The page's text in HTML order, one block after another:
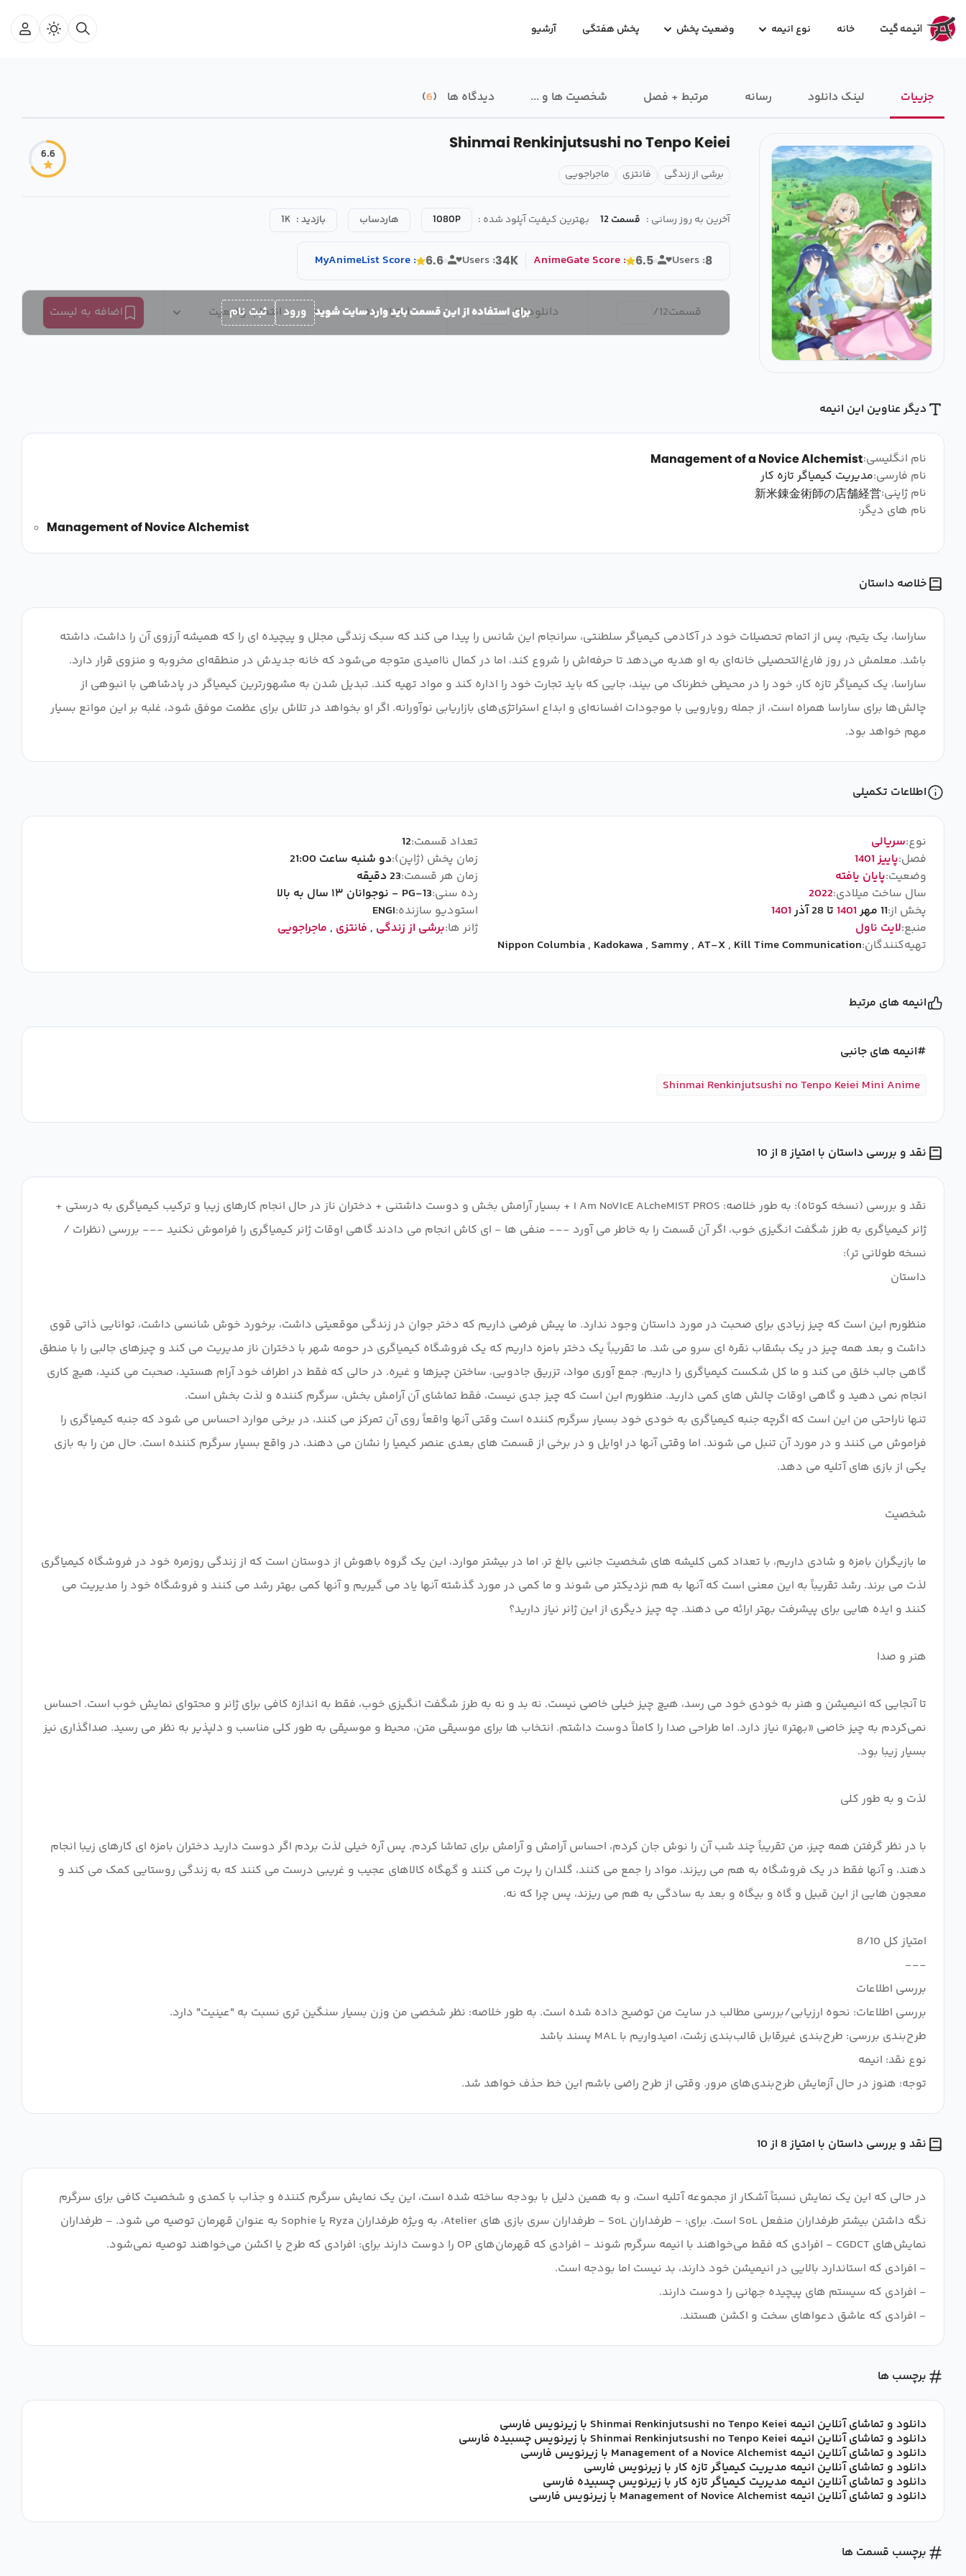
خانه نوع انیمه وضعیت پخش پخش هفتگی آرشیو
جزییات لینک دانلود رسانه‌ مرتبط + فصل شخصیت ها و ... دیدگاه ها 6
Shinmai Renkinjutsushi no Tenpo Keiei
برشی از زندگی فانتزی ماجراجویی
6.6
آخرین به روز رسانی : قسمت 12 بهترین کیفیت آپلود شده : 1080P هاردساب بازدید : 1K
MyAnimeListScore : 6.6 Users :34K AnimeGateScore : 6.5 Users :8
قسمت12
/ دانلود12
/ امتیاز بده انتخاب وضعیت اضافه به لیست برای استفاده از این قسمت باید وارد سایت شوید ورود ثبت نام
دیگر عناوین این انیمه
نام انگلیسی:Management of a Novice Alchemist
نام فارسی:مدیریت کیمیاگر تازه کار
نام ژاپنی:新米錬金術師の店舗経営
نام های دیگر:
Management of Novice Alchemist
خلاصه داستان
ساراسا، یک یتیم، پس از اتمام تحصیلات خود در آکادمی کیمیاگر سلطنتی، سرانجام این شانس را پیدا می کند که سبک زندگی مجلل و پیچیده ای را که همیشه آرزوی آن را داشت، داشته
باشد. معلمش در روز فارغ‌التحصیلی خانه‌ای به او هدیه می‌دهد تا حرفه‌اش را شروع کند، اما در کمال ناامیدی متوجه می‌شود که خانه جدیدش در منطقه‌ای مخروبه و منزوی قرار دارد.
ساراسا، یک کیمیاگر تازه کار، خود را در محیطی خطرناک می بیند، جایی که باید تجارت خود را اداره کند و مواد تهیه کند. تبدیل شدن به مشهورترین کیمیاگر در پادشاهی با انبوهی از
چالش‌ها برای ساراسا همراه است، از جمله رویارویی با موجودات افسانه‌ای و ابداع استراتژی‌های بازاریابی نوآورانه. اگر او بخواهد در تلاش برای عظمت موفق شود، غلبه بر این موانع بسیار
مهم خواهد بود.
اطلاعات تکمیلی
نوع:سریالی
فصل:پاییز 1401
وضعیت:پایان یافته
سال ساخت میلادی:2022
پخش از:11 مهر 1401 تا 28 آذر
1401
منبع:لایت ناول
تهیه‌کنندگان:
Nippon Columbia , Kadokawa , Sammy , AT-X , Kill Time Communication
تعداد قسمت:12
زمان پخش (ژاپن):دو شنبه ساعت 21:00
زمان هر قسمت:23 دقیقه
رده سنی:PG-13 - نوجوانان ۱۳ سال به بالا
استودیو سازنده:ENGI
ژانر ها:برشی از زندگی , فانتزی , ماجراجویی
انیمه های مرتبط
انیمه های جانبی
Shinmai Renkinjutsushi no Tenpo Keiei Mini Anime
نقد و بررسی داستان با امتیاز 8 از 10
نقد و بررسی (نسخه کوتاه): به طور خلاصه: I Am NoVIcE ALcheMIST PROS + بسیار آرامش بخش و دوست داشتنی + دختران ناز در حال انجام کارهای زیبا و ترکیب کیمیاگری به درستی +
ژانر کیمیاگری به طرز شگفت انگیزی خوب، اگر آن قسمت را به خاطر می آورد --- منفی ها - ای کاش انجام می دادند گاهی اوقات ژانر کیمیاگری را فراموش نکنید --- بررسی (نظرات /
منظورم این است که چیز زیادی برای صحبت در مورد داستان وجود ندارد. ما پیش فرضی داریم که دختر جوان در زندگی موقعیتی داشت، برخورد خوش شانسی داشت، توانایی ذاتی قوی
داشت و بعد همه چیز در یک بشقاب نقره ای سرو می شد. ما تقریباً یک دختر بامزه داریم که یک فروشگاه کیمیاگری در حومه شهر با دختران ناز مدیریت می کند و چیزهای جالبی را با منطق
گاهی جالب خلق می کند و ما کل شکست کیمیاگری را داریم. جمع آوری مواد، تزریق جادویی، ساختن چیزها و غیره. در حالی که فقط در اطراف خود آرام هستید، صحبت می کنید، هیچ کاری
تنها ناراحتی من این است که اگرچه جنبه کیمیاگری به خودی خود بسیار سرگرم کننده است وقتی آنها واقعاً روی آن تمرکز می کنند، در برخی موارد احساس می شود که جنبه کیمیاگری را
فراموش می کنند و در مورد آن تنبل می شوند. اما وقتی آنها در اوایل و در برخی از قسمت های بعدی عنصر کیمیا را نشان می دهند، در واقع بسیار سرگرم کننده است. حال من را به بازی
ما بازیگران بامزه و شادی داریم، با تعداد کمی کلیشه های شخصیت جانبی بالغ تر. اما در بیشتر موارد، این یک گروه باهوش از دوستان است که از زندگی روزمره خود در فروشگاه کیمیاگری
لذت می برند. رشد تقریباً به این معنی است که آنها به هم نزدیکتر می شوند و ما کمی در مورد گذشته آنها یاد می گیریم و آنها کمی بهتر رشد می کنند و فروشگاه خود را مدیریت می
تا آنجایی که انیمیشن و هنر به خودی خود می رسد، هیچ چیز خیلی خاصی نیست. نه بد و نه به طرز شگفت انگیزی خوب، فقط به اندازه کافی برای ژانر و محتوای نمایش خوب است. احساس
نمی‌کردم به چیز خاصی «بهتر» نیاز دارد. اما طراحی صدا را کاملاً دوست داشتم. انتخاب ها برای موسیقی متن، محیط و موسیقی به طور کلی مناسب و دلپذیر به نظر می رسید. صداگذاری نیز
با در نظر گرفتن همه چیز، من تقریباً چند شب آن را نوش جان کردم، احساس آرامش و آرامش برای تماشا کردم. پس آره خیلی لذت بردم اگر دوست دارید دختران بامزه ای کارهای زیبا انجام
دهند، و آنها فقط در یک فروشگاه به هم می ریزند، مواد را جمع می کنند، گلدان را پرت می کنند و گهگاه کالاهای عجیب و غریبی درست می کنند که به زندگی روستایی کمک می کند و
توجه: هنوز در حال آزمایش طرح‌بندی‌های مرور. وقتی از طرح راضی باشم این خط حذف خواهد شد.
نقد و بررسی داستان با امتیاز 8 از 10
در حالی که این یک نمایش نسبتاً آشکار از مجموعه آتلیه است، و به همین دلیل با بودجه ساخته شده است، این یک نمایش سرگرم کننده و جذاب با کمدی و شخصیت کافی برای سرگرم
نگه داشتن بیشتر طرفداران منفعل SoL است. برای: - طرفداران SoL - طرفداران سری بازی های Atelier، به ویژه طرفداران Ryza یا Sophie به عنوان قهرمان توصیه می شود. - طرفداران
- افرادی که عاشق دعواهای سخت و اکشن هستند.
برچسب ها
دانلود و تماشای آنلاین انیمه Shinmai Renkinjutsushi no Tenpo Keiei با زیرنویس فارسی
دانلود و تماشای آنلاین انیمه Shinmai Renkinjutsushi no Tenpo Keiei با زیرنویس چسبیده فارسی
دانلود و تماشای آنلاین انیمه Management of a Novice Alchemist با زیرنویس فارسی
دانلود و تماشای آنلاین انیمه مدیریت کیمیاگر تازه کار با زیرنویس فارسی
دانلود و تماشای آنلاین انیمه مدیریت کیمیاگر تازه کار با زیرنویس چسبیده فارسی
دانلود و تماشای آنلاین انیمه Management of Novice Alchemist با زیرنویس فارسی
برچسب قسمت ها